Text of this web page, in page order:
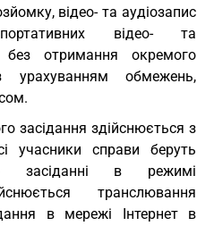
відео- та аудіозапис
відео- та
без отримання окремого
обмежень,
засідання здійснюється з
учасники справи беруть
засіданні в режимі
транслювання
в мережі Інтернет в